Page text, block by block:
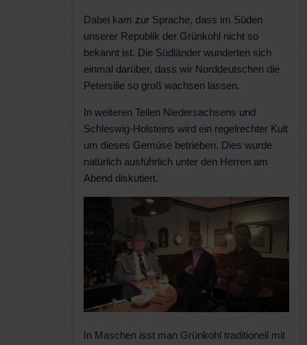
Dabei kam zur Sprache, dass im Süden
unserer Republik der Grünkohl nicht so
bekannt ist. Die Südländer wunderten sich
einmal darüber, dass wir Norddeutschen die
Petersilie so groß wachsen lassen.
In weiteren Teilen Niedersachsens und
Schleswig-Holsteins wird ein regelrechter Kult
um dieses Gemüse betrieben. Dies wurde
natürlich ausführlich unter den Herren am
Abend diskutiert.
In Maschen isst man Grünkohl traditionell mit